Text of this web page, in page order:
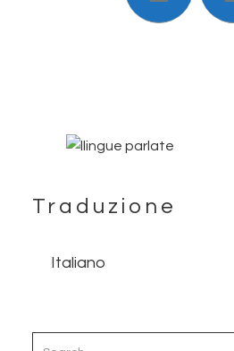
Traduzione